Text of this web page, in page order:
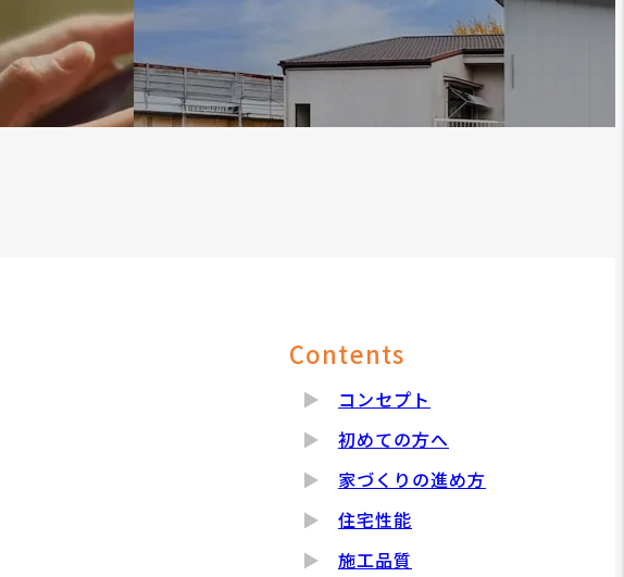
Contents
コンセプト
初めての方へ
家づくりの進め方
住宅性能
施工品質